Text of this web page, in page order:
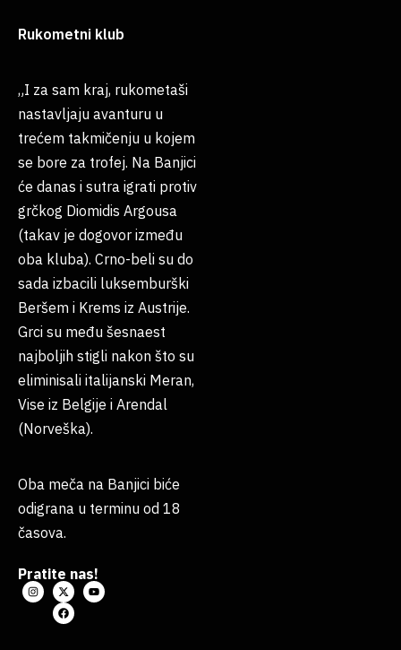
Rukometni klub
„I za sam kraj, rukometaši
nastavljaju avanturu u
trećem takmičenju u kojem
se bore za trofej. Na Banjici
će danas i sutra igrati protiv
grčkog Diomidis Argousa
(takav je dogovor između
oba kluba). Crno-beli su do
sada izbacili luksemburški
Beršem i Krems iz Austrije.
Grci su među šesnaest
najboljih stigli nakon što su
eliminisali italijanski Meran,
Vise iz Belgije i Arendal
(Norveška).
Oba meča na Banjici biće
odigrana u terminu od 18
časova.
Pratite nas!